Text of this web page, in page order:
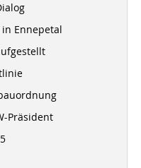
Ennepetal
Präsident